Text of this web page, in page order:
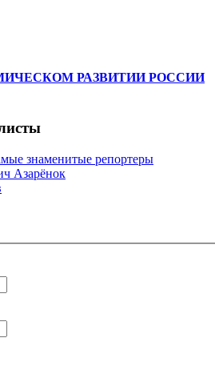
РАЗВИТИИ РОССИИ
знаменитые репортеры
Азарёнок